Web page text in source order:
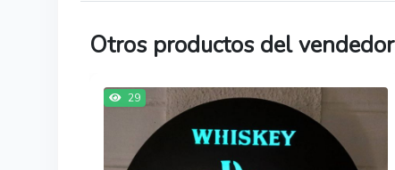
Otros productos del vendedor
29